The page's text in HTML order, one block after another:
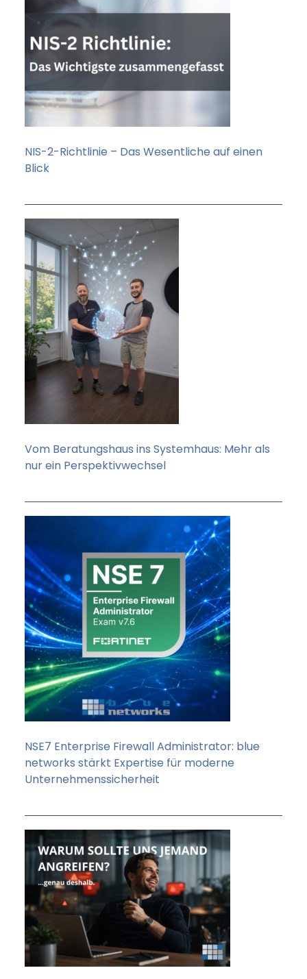
NIS-2-Richtlinie – Das Wesentliche auf einen
Blick
Vom Beratungshaus ins Systemhaus: Mehr als
nur ein Perspektivwechsel
NSE7 Enterprise Firewall Administrator: blue
networks stärkt Expertise für moderne
Unternehmenssicherheit